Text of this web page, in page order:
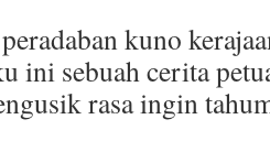
kuno
ini sebuah cerita
rasa ingin